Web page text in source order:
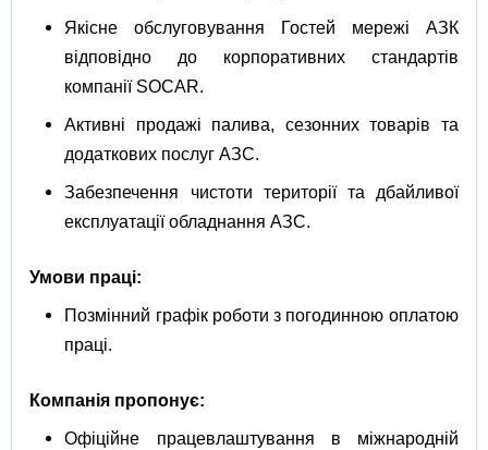
Якісне обслуговування Гостей мережі АЗК
відповідно до корпоративних стандартів
компанії SOCAR.
Активні продажі палива, сезонних товарів та
додаткових послуг АЗС.
Забезпечення чистоти території та дбайливої
експлуатації обладнання АЗС.
Умови праці:
Позмінний графік роботи з погодинною оплатою
праці.
Компанія пропонує:
Офіційне працевлаштування в міжнародній